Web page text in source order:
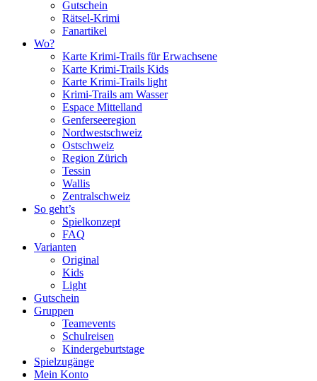
Gutschein
Rätsel-Krimi
Fanartikel
Wo?
Karte Krimi-Trails für Erwachsene
Karte Krimi-Trails Kids
Karte Krimi-Trails light
Krimi-Trails am Wasser
Espace Mittelland
Genferseeregion
Nordwestschweiz
Ostschweiz
Region Zürich
Tessin
Wallis
Zentralschweiz
So geht’s
Spielkonzept
FAQ
Varianten
Original
Kids
Light
Gutschein
Gruppen
Teamevents
Schulreisen
Kindergeburtstage
Spielzugänge
Mein Konto